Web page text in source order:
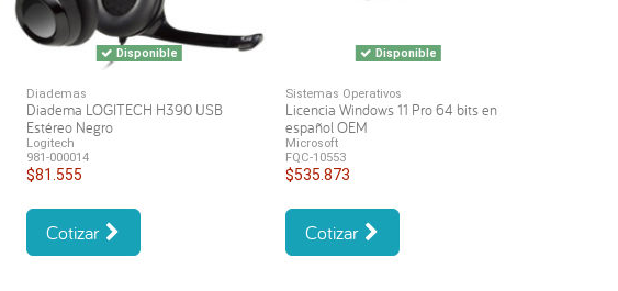
Disponible
Diademas
Diadema LOGITECH H390 USB
Estéreo Negro
Logitech
981-000014
$81.555
Cotizar
Disponible
Sistemas Operativos
Licencia Windows 11 Pro 64 bits en
español OEM
Microsoft
FQC-10553
$535.873
Cotizar